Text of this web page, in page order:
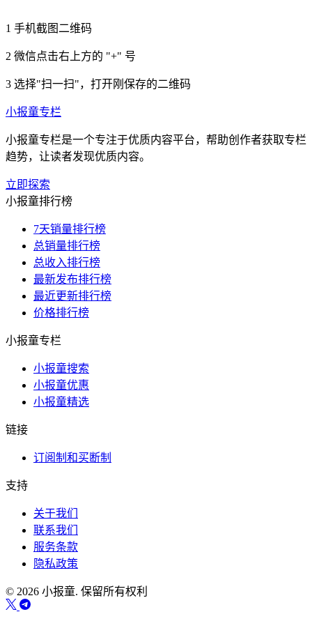
1 手机截图二维码
2 微信点击右上方的 "+" 号
3 选择"扫一扫"，打开刚保存的二维码
小报童专栏
小报童专栏是一个专注于优质内容平台，帮助创作者获取专栏
趋势，让读者发现优质内容。
立即探索
小报童排行榜
7天销量排行榜
总销量排行榜
总收入排行榜
最新发布排行榜
最近更新排行榜
价格排行榜
小报童专栏
小报童搜索
小报童优惠
小报童精选
链接
订阅制和买断制
支持
关于我们
联系我们
服务条款
隐私政策
© 2026 小报童. 保留所有权利